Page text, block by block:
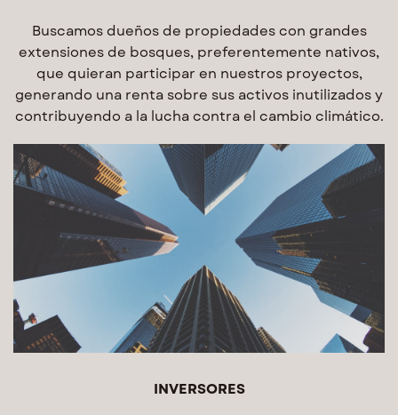
Buscamos dueños de propiedades con grandes
extensiones de bosques, preferentemente nativos,
que quieran participar en nuestros proyectos,
generando una renta sobre sus activos inutilizados y
contribuyendo a la lucha contra el cambio climático.
INVERSORES